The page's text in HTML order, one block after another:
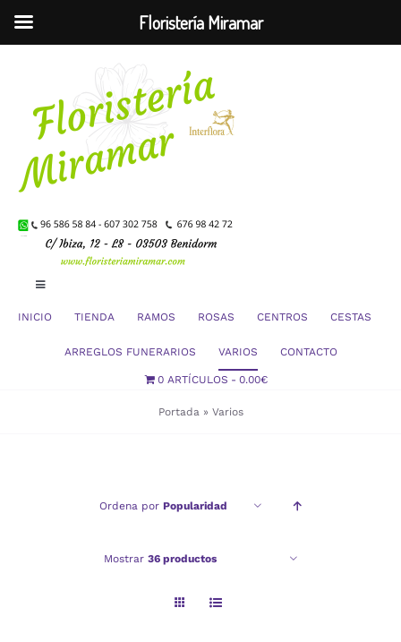
contenido
Toggle
Politica de privacidad
INICIO TIENDA RAMOS ROSAS CENTROS CESTAS
ARREGLOS FUNERARIOS VARIOS CONTACTO
0 ARTÍCULOS 0.00€
Portada » Varios
Ordena por Popularidad
Mostrar 36 productos
Floristería Miramar